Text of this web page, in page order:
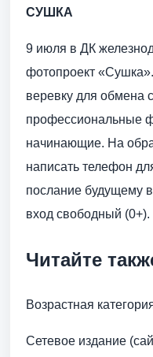
СУШКА
9 июля в ДК
фотопроект
веревку для обмена
профессиональные
начинающие. На
написать телефон
послание будущему
вход свободный (0+).
Читайте
Возрастная
Сетевое издание